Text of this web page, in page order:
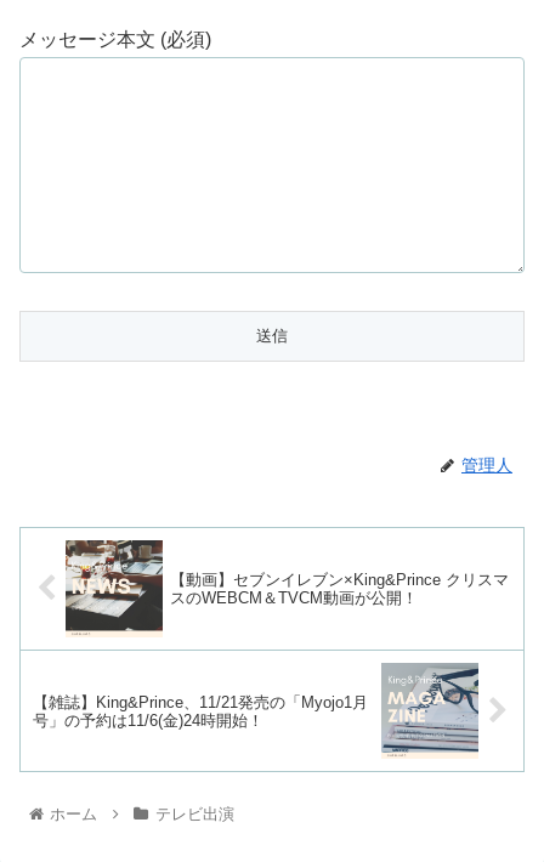
メッセージ本文 (必須)
管理人
【動画】セブンイレブン×King&Prince クリスマ
スのWEBCM＆TVCM動画が公開！
【雑誌】King&Prince、11/21発売の「Myojo1月
号」の予約は11/6(金)24時開始！
ホーム テレビ出演